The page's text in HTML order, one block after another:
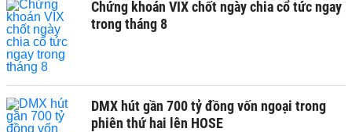
Chứng khoán VIX chốt ngày chia cổ tức ngay
trong tháng 8
DMX hút gần 700 tỷ đồng vốn ngoại trong
phiên thứ hai lên HOSE